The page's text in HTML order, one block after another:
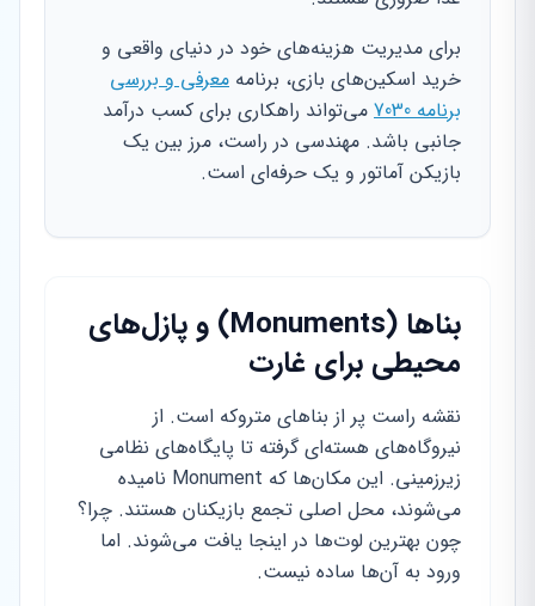
برای مدیریت هزینه‌های خود در دنیای واقعی و
خرید اسکین‌های بازی، برنامه معرفی و بررسی
برنامه 7030
می‌تواند راهکاری برای کسب درآمد
جانبی باشد. مهندسی در راست، مرز بین یک
بازیکن آماتور و یک حرفه‌ای است.
بناها (Monuments) و پازل‌های
محیطی برای غارت
نقشه راست پر از بناهای متروکه است. از
نیروگاه‌های هسته‌ای گرفته تا پایگاه‌های نظامی
زیرزمینی. این مکان‌ها که Monument نامیده
می‌شوند، محل اصلی تجمع بازیکنان هستند. چرا؟
چون بهترین لوت‌ها در اینجا یافت می‌شوند. اما
ورود به آن‌ها ساده نیست.